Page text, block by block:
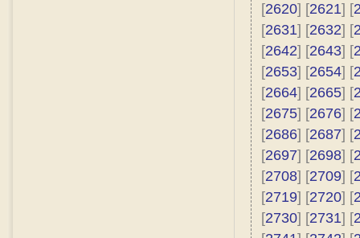
[2620] [2621] [
[2631] [2632] [
[2642] [2643] [
[2653] [2654] [
[2664] [2665] [
[2675] [2676] [
[2686] [2687] [
[2697] [2698] [
[2708] [2709] [
[2719] [2720] [
[2730] [2731] [